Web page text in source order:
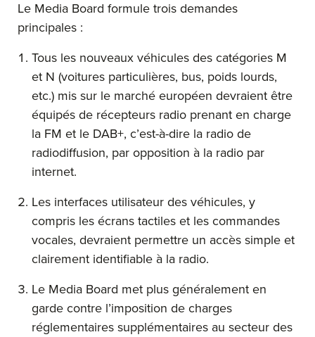
Le Media Board formule trois demandes
principales :
Tous les nouveaux véhicules des catégories M
et N (voitures particulières, bus, poids lourds,
etc.) mis sur le marché européen devraient être
équipés de récepteurs radio prenant en charge
la FM et le DAB+, c’est-à-dire la radio de
radiodiffusion, par opposition à la radio par
internet.
Les interfaces utilisateur des véhicules, y
compris les écrans tactiles et les commandes
vocales, devraient permettre un accès simple et
clairement identifiable à la radio.
Le Media Board met plus généralement en
garde contre l’imposition de charges
réglementaires supplémentaires au secteur des